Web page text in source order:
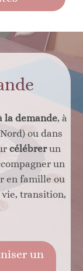
la demande, à
ou dans
célébrerun
un
en famille ou
transition,
un